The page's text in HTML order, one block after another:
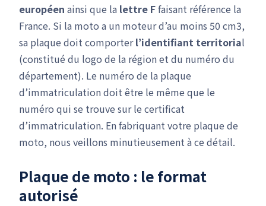
européen ainsi que la lettre Ffaisant référence la
France. Si la moto a un moteur d’au moins 50 cm3,
sa plaque doit comporterl’identifiant territorial
(constitué du logo de la région et du numéro du
département). Le numéro de la plaque
d’immatriculation doit être le même que le
numéro qui se trouve sur le certificat
d’immatriculation. En fabriquant votre plaque de
moto, nous veillons minutieusement à ce détail.
Plaque de moto : le format
autorisé